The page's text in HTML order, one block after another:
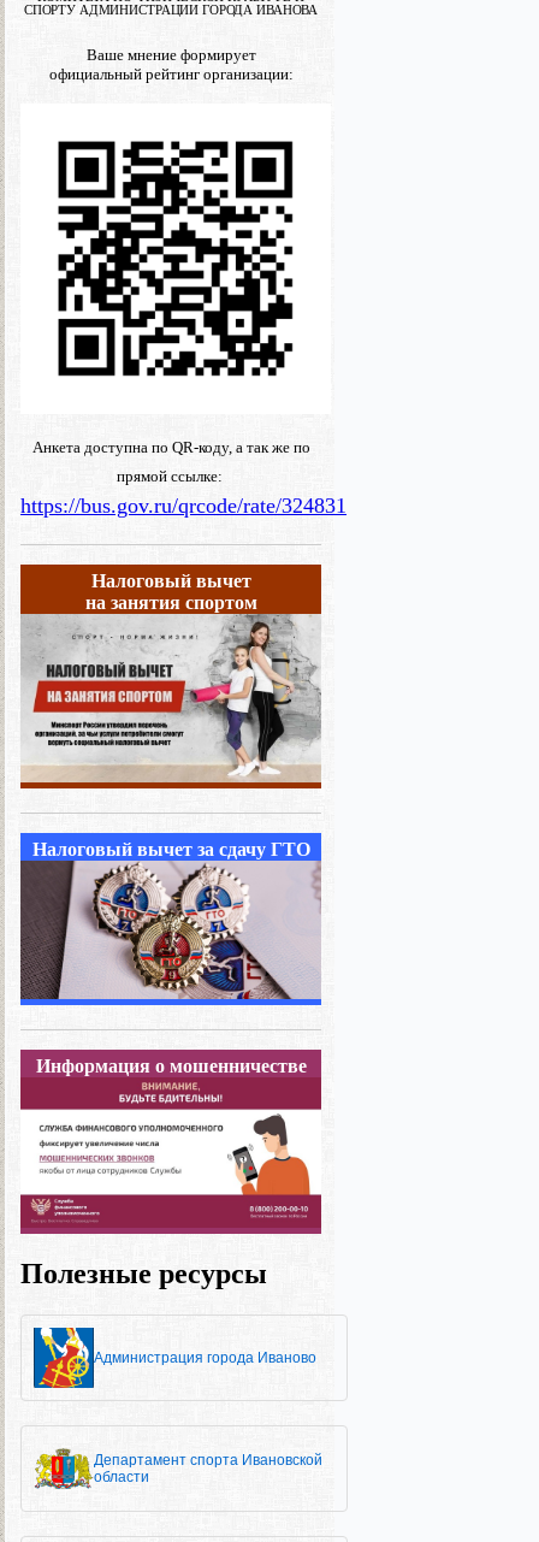
СПОРТУ АДМИНИСТРАЦИИ ГОРОДА ИВАНОВА
Ваше мнение формирует
официальный рейтинг организации:
Анкета доступна по QR-коду, а так же по
прямой ссылке:
https://bus.gov.ru/qrcode/rate/324831
Налоговый вычет
на занятия спортом
Налоговый вычет за сдачу ГТО
Информация о мошенничестве
Полезные ресурсы
Администрация города Иваново
Департамент спорта Ивановской
области